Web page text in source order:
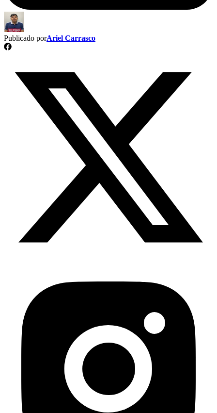
Publicado porAriel Carrasco